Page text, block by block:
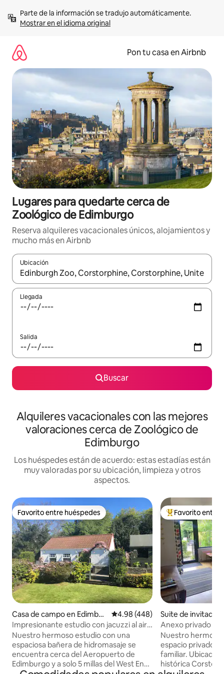
contenidoMostrar en el idioma original
Pon tu casa en Airbnb
Lugares para quedarte cerca de
Zoológico de Edimburgo
Reserva alquileres vacacionales únicos, alojamientos y
mucho más en Airbnb
Ubicación
Cuando los resultados estén disponibles, navega con las
Llegada
Salida
Buscar
Alquileres vacacionales con las mejores
valoraciones cerca de Zoológico de
Edimburgo
Los huéspedes están de acuerdo: estas estadías están
muy valoradas por su ubicación, limpieza y otros
aspectos.
Favorito entre huéspedes
Favorito entre huéspedes
Casa de campo en Edimbur
go
Calificación promedio: 4.98 de
4.98 (448)
Impresionante estudio con jacuzzi al aire
libre
Nuestro hermoso estudio con una
espaciosa bañera de hidromasaje se
encuentra cerca del Aeropuerto de
Edimburgo y a solo 5 millas del West End.
Favorito entre
Favorito entre
Suite de invitados
rphine
Anexo privado
Edimburgo
Nuestro hermoso
espacio privado,
familiar. Ubicado en el corazón de la
histórica